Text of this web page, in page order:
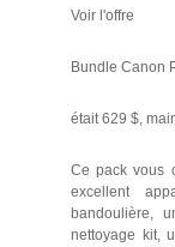
Voir l'offre
Bundle Canon
était 629 $,
Ce pack vous
excellent
bandoulière,
nettoyage kit,